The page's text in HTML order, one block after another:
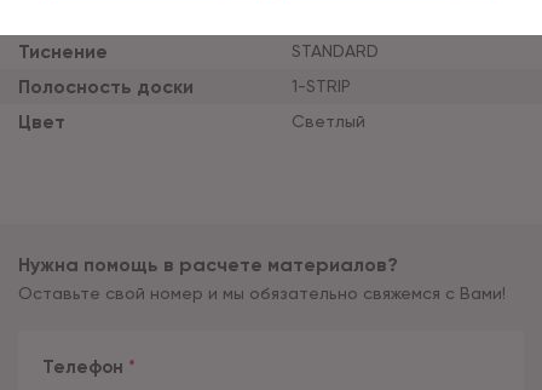
Тиснение STANDARD
Полосность доски 1-STRIP
Цвет Светлый
Нужна помощь в расчете материалов?
Оставьте свой номер и мы обязательно свяжемся с Вами!
Телефон *